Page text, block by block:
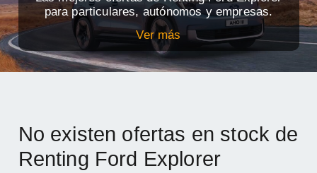
para particulares, autónomos y empresas.
Ver más
No existen ofertas en stock de
Renting Ford Explorer